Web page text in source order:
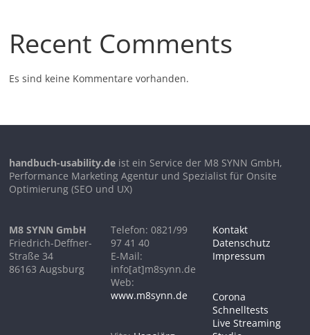
Recent Comments
Es sind keine Kommentare vorhanden.
handbuch-usability.de ist ein Service der M8 SYNN GmbH,
Performance Marketing Agentur und Spezialist für Onsite
Optimierung (SEO und UX)
M8 SYNN GmbH
Friedrich-Deffner-
Straße 34
86163 Augsburg
Telefon: 0821/99
97 41 40
E-Mail:
info[at]m8synn.de
Web:
www.m8synn.de
Kontakt
Datenschutz
Impressum
Corona
Schnelltests
Live Streaming